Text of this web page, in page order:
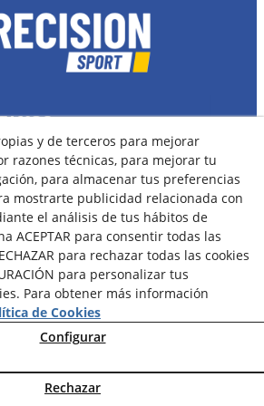
(Tarragona) España
Política de Cookies
Política de Privacidad
Condiciones de Compra
de Uso y Acceso
y de terceros para mejorar
razones técnicas, para mejorar tu
para almacenar tus preferencias
mostrarte publicidad relacionada con
el análisis de tus hábitos de
ACEPTAR para consentir todas las
para rechazar todas las cookies
para personalizar tus
Para obtener más información
de Cookies
Configurar
Rechazar